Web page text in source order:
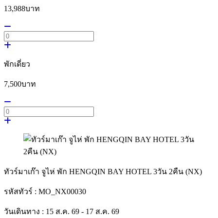
13,988บาท
พักเดี่ยว
7,500บาท
ทัวร์มาเก๊า จูไห่ พัก HENGQIN BAY HOTEL 3วัน 2คืน (NX)
รหัสทัวร์ : MO_NX00030
วันเดินทาง : 15 ส.ค. 69 - 17 ส.ค. 69